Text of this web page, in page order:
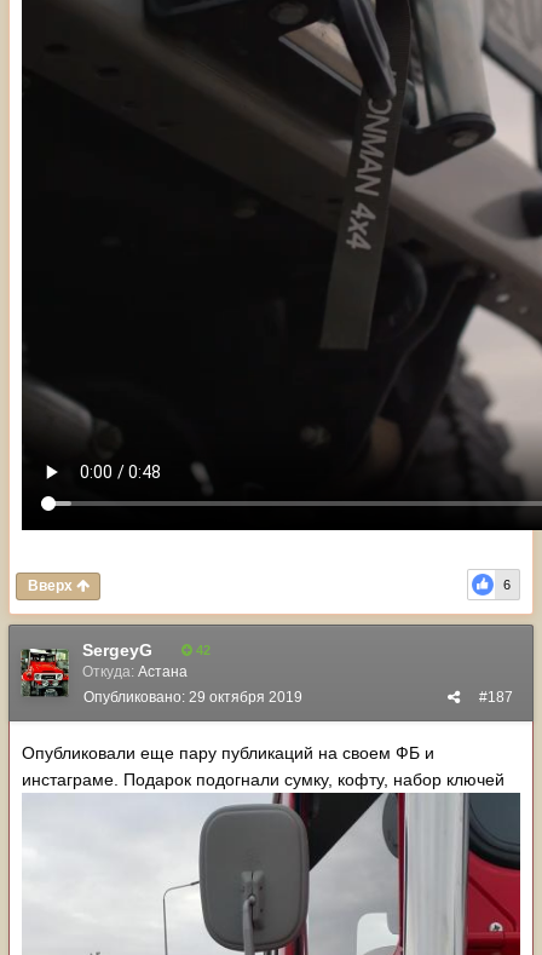
6
Вверх
SergeyG 42
Откуда: Астана
#187
Опубликовано: 29 октября 2019
Опубликовали еще пару публикаций на своем ФБ и
инстаграме. Подарок подогнали сумку, кофту, набор ключей